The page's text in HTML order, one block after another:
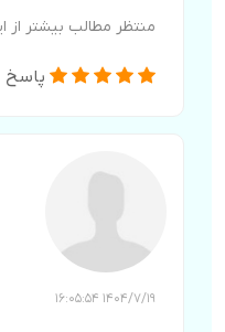
منتظر مطالب بيشتر
پاسخ
1404/7/19 16:05:54